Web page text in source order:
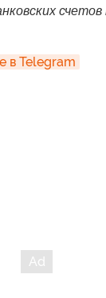
в Telegram